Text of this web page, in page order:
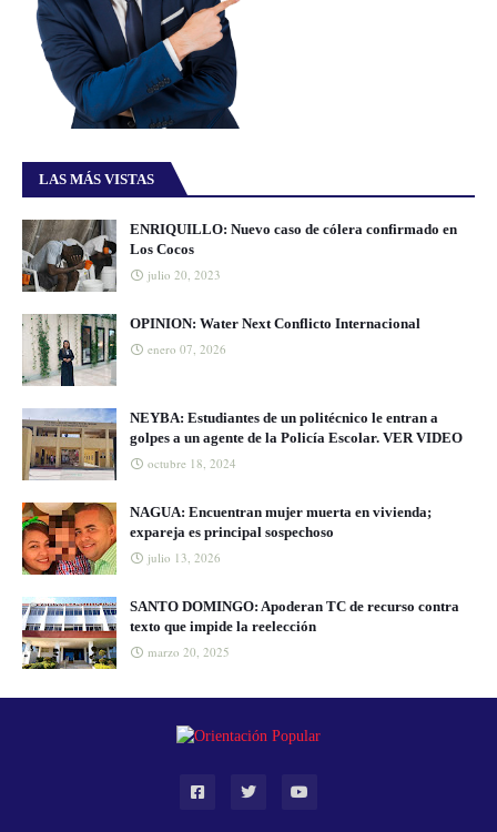
LAS MÁS VISTAS
ENRIQUILLO: Nuevo caso de cólera confirmado en
Los Cocos
julio 20, 2023
OPINION: Water Next Conflicto Internacional
enero 07, 2026
NEYBA: Estudiantes de un politécnico le entran a
golpes a un agente de la Policía Escolar. VER VIDEO
octubre 18, 2024
NAGUA: Encuentran mujer muerta en vivienda;
expareja es principal sospechoso
julio 13, 2026
SANTO DOMINGO: Apoderan TC de recurso contra
texto que impide la reelección
marzo 20, 2025